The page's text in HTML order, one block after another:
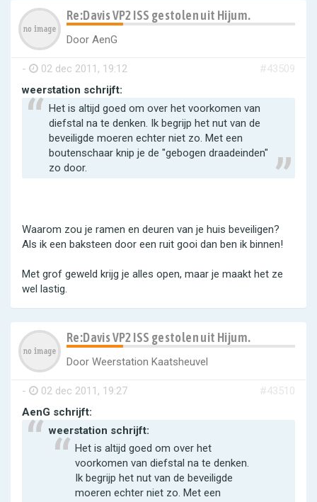
Re:Davis VP2 ISS gestolen uit Hijum.
Door AenG
- 02 dec 2011, 19:12
#43509
weerstation schrijft:
Het is altijd goed om over het voorkomen van
diefstal na te denken. Ik begrijp het nut van de
beveiligde moeren echter niet zo. Met een
boutenschaar knip je de "gebogen draadeinden"
zo door.
Waarom zou je ramen en deuren van je huis beveiligen?
Als ik een baksteen door een ruit gooi dan ben ik binnen!
Met grof geweld krijg je alles open, maar je maakt het ze
wel lastig.
Re:Davis VP2 ISS gestolen uit Hijum.
Door Weerstation Kaatsheuvel
- 02 dec 2011, 19:27
#43510
AenG schrijft:
weerstation schrijft:
Het is altijd goed om over het
voorkomen van diefstal na te denken.
Ik begrijp het nut van de beveiligde
moeren echter niet zo. Met een